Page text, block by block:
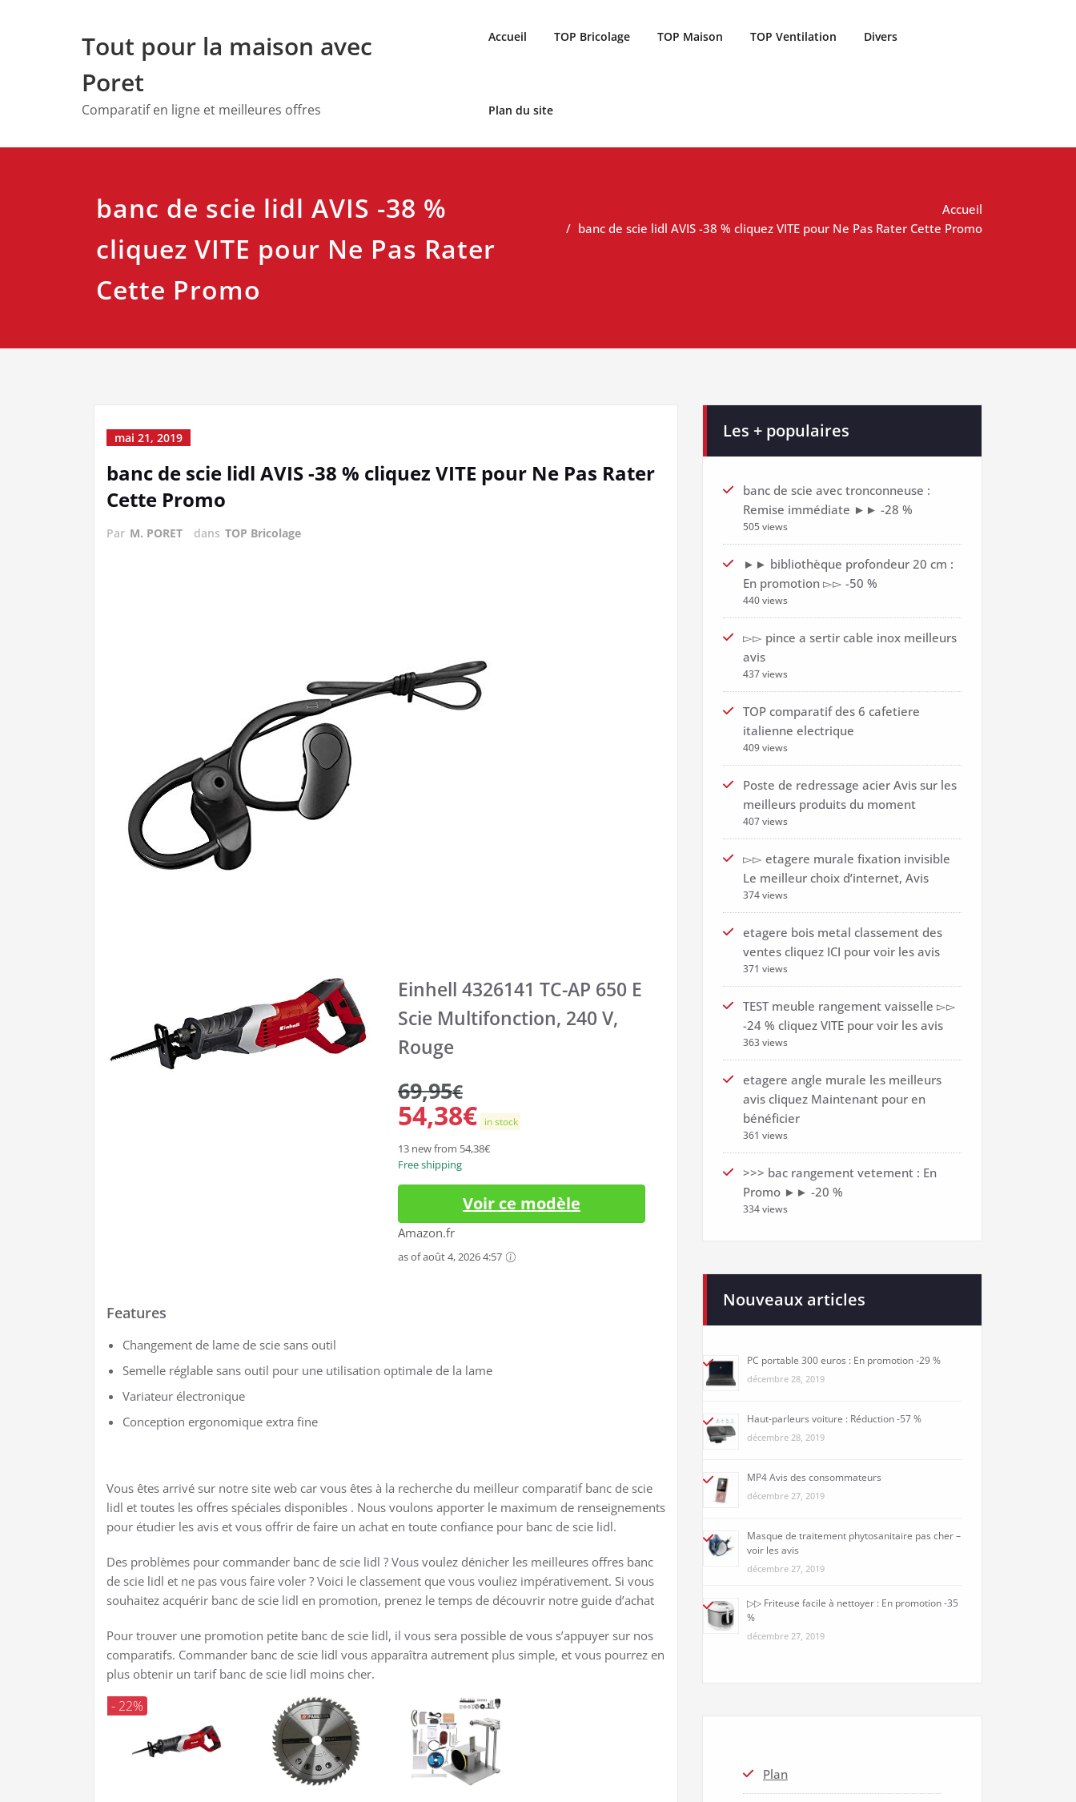
Tout pour la maison avec
Poret
Comparatif en ligne et meilleures offres
Accueil TOP Bricolage TOP Maison TOP Ventilation Divers
Plan du site
banc de scie lidl AVIS -38 %
cliquez VITE pour Ne Pas Rater
Cette Promo
Accueil
banc de scie lidl AVIS -38 % cliquez VITE pour Ne Pas Rater Cette Promo
mai 21, 2019
banc de scie lidl AVIS -38 % cliquez VITE pour Ne Pas Rater
Cette Promo
Par M. PORET dans TOP Bricolage
Einhell 4326141 TC-AP 650 E
Scie Multifonction, 240 V,
Rouge
69,95€
54,38€ in stock
13 new from 54,38€
Free shipping
Voir ce modèle
Amazon.fr
as of août 4, 2026 4:57
Features
Changement de lame de scie sans outil
Semelle réglable sans outil pour une utilisation optimale de la lame
Variateur électronique
Conception ergonomique extra fine
Vous êtes arrivé sur notre site web car vous êtes à la recherche du meilleur comparatif banc de scie
lidl et toutes les offres spéciales disponibles . Nous voulons apporter le maximum de renseignements
pour étudier les avis et vous offrir de faire un achat en toute confiance pour banc de scie lidl.
Des problèmes pour commander banc de scie lidl ? Vous voulez dénicher les meilleures offres banc
de scie lidl et ne pas vous faire voler ? Voici le classement que vous vouliez impérativement. Si vous
souhaitez acquérir banc de scie lidl en promotion, prenez le temps de découvrir notre guide d’achat
Pour trouver une promotion petite banc de scie lidl, il vous sera possible de vous s’appuyer sur nos
comparatifs. Commander banc de scie lidl vous apparaîtra autrement plus simple, et vous pourrez en
plus obtenir un tarif banc de scie lidl moins cher.
- 22%
Les + populaires
banc de scie avec tronconneuse :
Remise immédiate ►► -28 %
505 views
►► bibliothèque profondeur 20 cm :
En promotion ▻▻ -50 %
440 views
▻▻ pince a sertir cable inox meilleurs
avis
437 views
TOP comparatif des 6 cafetiere
italienne electrique
409 views
Poste de redressage acier Avis sur les
meilleurs produits du moment
407 views
▻▻ etagere murale fixation invisible
Le meilleur choix d’internet, Avis
374 views
etagere bois metal classement des
ventes cliquez ICI pour voir les avis
371 views
TEST meuble rangement vaisselle ▻▻
-24 % cliquez VITE pour voir les avis
363 views
etagere angle murale les meilleurs
avis cliquez Maintenant pour en
bénéficier
361 views
>>> bac rangement vetement : En
Promo ►► -20 %
334 views
Nouveaux articles
PC portable 300 euros : En promotion -29 %
décembre 28, 2019
Haut-parleurs voiture : Réduction -57 %
décembre 28, 2019
MP4 Avis des consommateurs
décembre 27, 2019
Masque de traitement phytosanitaire pas cher –
voir les avis
décembre 27, 2019
▷▷ Friteuse facile à nettoyer : En promotion -35
%
décembre 27, 2019
Plan